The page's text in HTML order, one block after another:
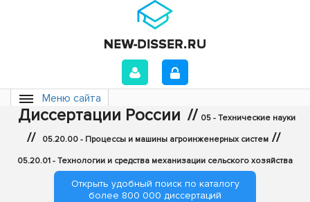
Меню сайта
Диссертации России // 05 - Технические науки
// 05.20.00 - Процессы и машины агроинженерных систем //
05.20.01 - Технологии и средства механизации сельского хозяйства
Открыть удобный поиск по каталогу
более 800 000 диссертаций